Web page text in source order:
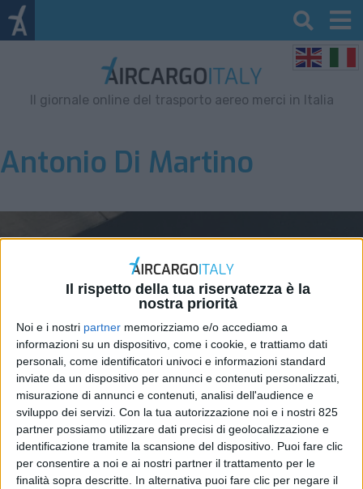
Il rispetto della tua riservatezza è la
nostra priorità
Noi e i nostri partner memorizziamo e/o accediamo a
informazioni su un dispositivo, come i cookie, e trattiamo dati
personali, come identificatori univoci e informazioni standard
inviate da un dispositivo per annunci e contenuti personalizzati,
misurazione di annunci e contenuti, analisi dell'audience e
sviluppo dei servizi. Con la tua autorizzazione noi e i nostri 825
partner possiamo utilizzare dati precisi di geolocalizzazione e
identificazione tramite la scansione del dispositivo. Puoi fare clic
per consentire a noi e ai nostri partner il trattamento per le
finalità sopra descritte. In alternativa puoi fare clic per negare il
Il giornale online del trasporto aereo merci in Italia
Antonio Di Martino